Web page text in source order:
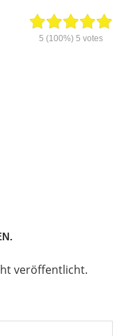
5 (100%) 5 votes
veröffentlicht.